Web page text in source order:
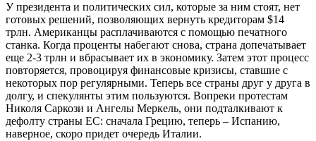
У президента и политических сил, которые за ним стоят, нет
готовых решений, позволяющих вернуть кредиторам $14
трлн. Американцы расплачиваются с помощью печатного
станка. Когда проценты набегают снова, страна допечатывает
еще 2-3 трлн и вбрасывает их в экономику. Затем этот процесс
повторяется, провоцируя финансовые кризисы, ставшие с
некоторых пор регулярными. Теперь все страны друг у друга в
долгу, и спекулянты этим пользуются. Вопреки протестам
Николя Саркози и Ангелы Меркель, они подталкивают к
дефолту страны ЕС: сначала Грецию, теперь – Испанию,
наверное, скоро придет очередь Италии.